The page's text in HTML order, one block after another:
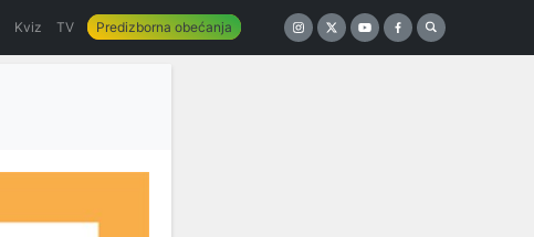
Kviz TV Predizborna obećanja